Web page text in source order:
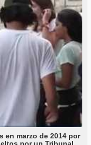
en marzo de 2014 por